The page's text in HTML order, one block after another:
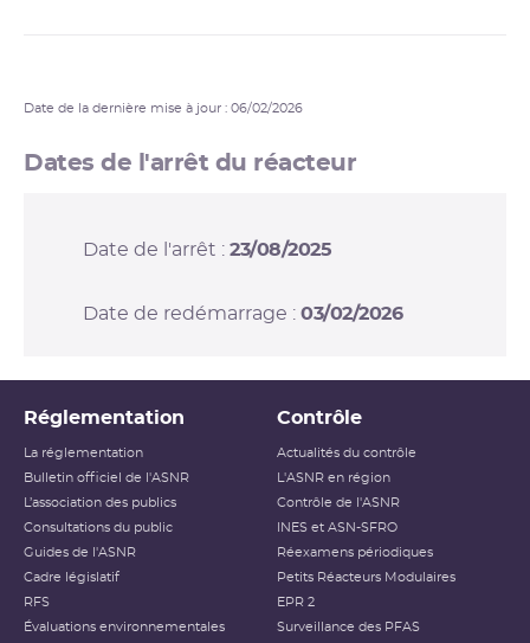
Date de la dernière mise à jour : 06/02/2026
Dates de l'arrêt du réacteur
Date de l'arrêt : 23/08/2025
Date de redémarrage : 03/02/2026
Réglementation
La réglementation
Bulletin officiel de l'ASNR
L’association des publics
Consultations du public
Guides de l'ASNR
Cadre législatif
RFS
Évaluations environnementales
Contrôle
Actualités du contrôle
L'ASNR en région
Contrôle de l'ASNR
INES et ASN-SFRO
Réexamens périodiques
Petits Réacteurs Modulaires
EPR 2
Surveillance des PFAS